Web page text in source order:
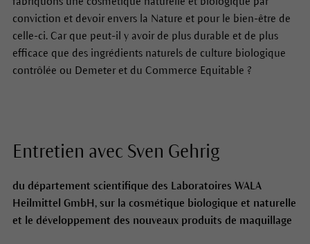
conviction et devoir envers la Nature et pour le bien-être de
celle-ci. Car que peut-il y avoir de plus durable et de plus
efficace que des ingrédients naturels de culture biologique
contrôlée ou Demeter et du Commerce Equitable ?
Entretien avec Sven Gehrig
du département scientifique des Laboratoires WALA
Heilmittel GmbH, sur la cosmétique biologique et naturelle
et le développement des nouveaux produits de maquillage